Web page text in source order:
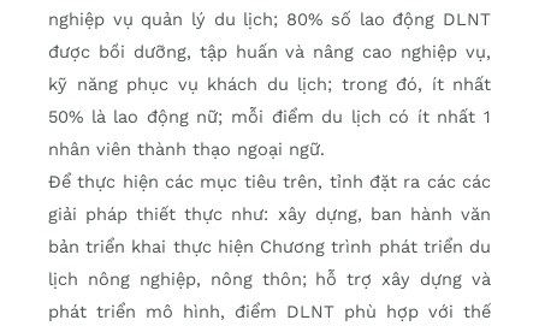
nghiệp vụ quản lý du lịch; 80% số lao động DLNT
được bồi dưỡng, tập huấn và nâng cao nghiệp vụ,
kỹ năng phục vụ khách du lịch; trong đó, ít nhất
50% là lao động nữ; mỗi điểm du lịch có ít nhất 1
nhân viên thành thạo ngoại ngữ.
Để thực hiện các mục tiêu trên, tỉnh đặt ra các các
giải pháp thiết thực như: xây dựng, ban hành văn
bản triển khai thực hiện Chương trình phát triển du
lịch nông nghiệp, nông thôn; hỗ trợ xây dựng và
phát triển mô hình, điểm DLNT phù hợp với thế